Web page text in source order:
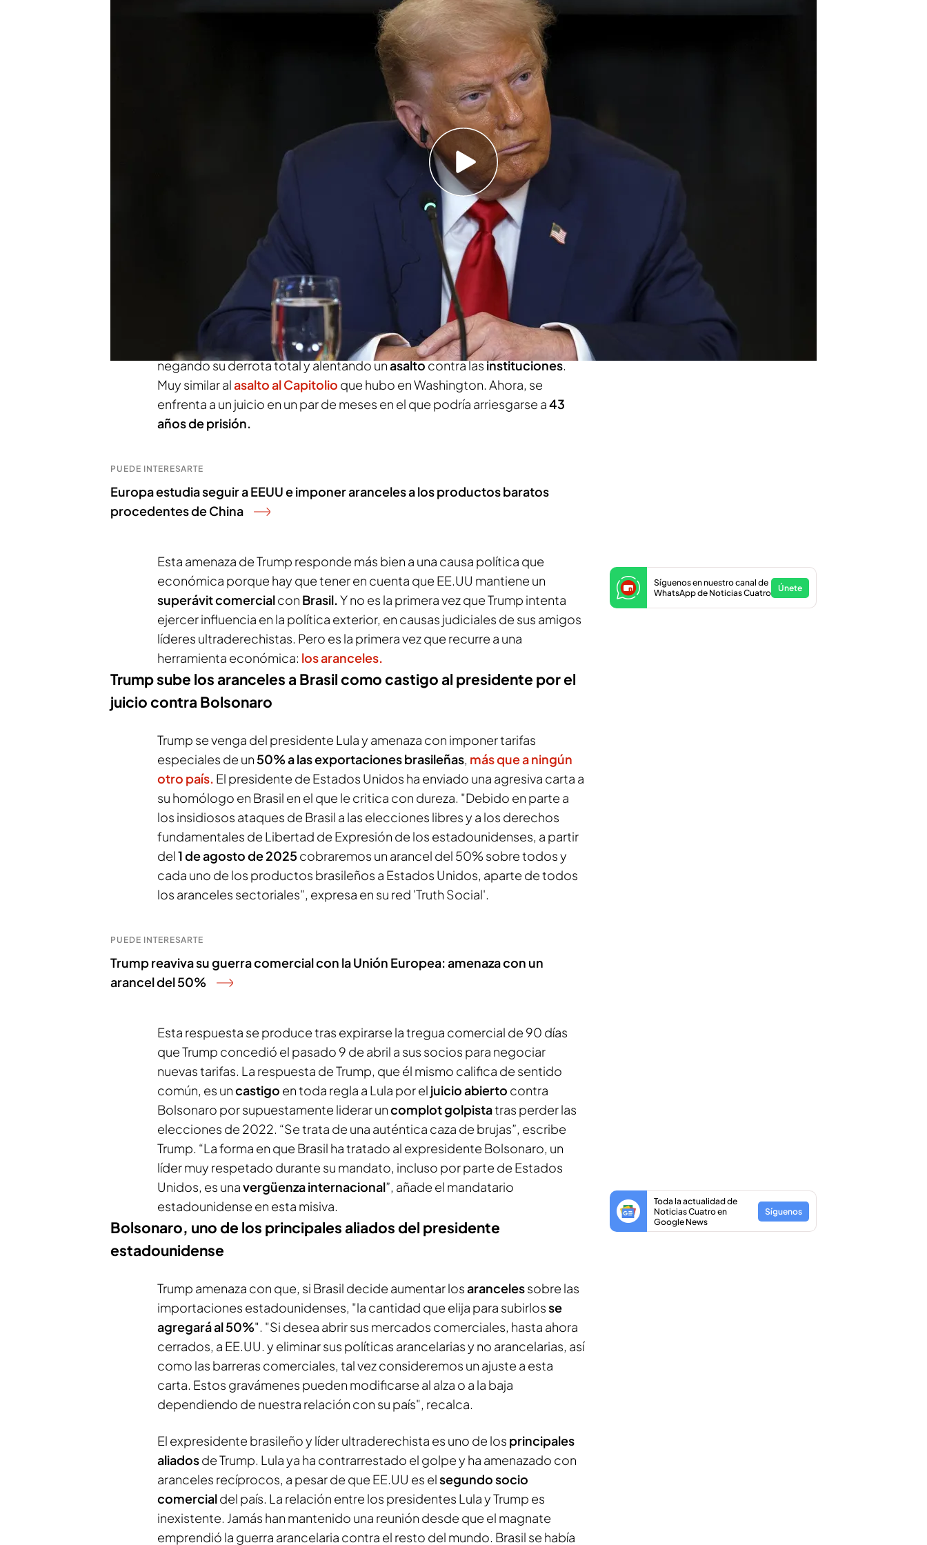
Marta Aguirregomezcorta
Trump se venga del presidente Lula y amenaza con imponer aranceles
de un 50% a las exportaciones brasileñas
Las consecuencias que puede provocar la amenaza de Trump a
España: el aceite y la industria farmacéutica, en peligro
Donald Trump entra en Brasilcomo castigo por el
juicio a Jair Bolsonaro
. Ayer, a última hora publicaba una carta dirigida al
presidente Luiz Inácio Lula Da Silva, en la que comunica un arancel del 50%
a los productos brasileños que entren en Estados Unidos.
Según informa
Sara Canals,
se trata de un gesto sin precedentes.
En 2023, Bolsonaro perdió las elecciones e intentó aferrarse al poder
negando su derrota total y alentando unasaltocontra lasinstituciones.
Muy similar alasalto al Capitolio que hubo en Washington. Ahora, se
enfrenta a un juicio en un par de meses en el que podría arriesgarse a43
años de prisión.
PUEDE INTERESARTE
Europa estudia seguir a EEUU e imponer aranceles a los productos baratos
procedentes de China
Esta amenaza de Trump responde más bien a una causa política que
económica porque hay que tener en cuenta que EE.UU mantiene un
superávit comercialcon Brasil.Y no es la primera vez que Trump intenta
ejercer influencia en la política exterior, en causas judiciales de sus amigos
líderes ultraderechistas. Pero es la primera vez que recurre a una
herramienta económica: los aranceles.
Trump sube los aranceles a Brasil como castigo al presidente por el
juicio contra Bolsonaro
Trump se venga del presidente Lula y amenaza con imponer tarifas
especiales de un 50% a las exportaciones brasileñas, más que a ningún
otro país. El presidente de Estados Unidos ha enviado una agresiva carta a
su homólogo en Brasil en el que le critica con dureza. "Debido en parte a
los insidiosos ataques de Brasil a las elecciones libres y a los derechos
fundamentales de Libertad de Expresión de los estadounidenses, a partir
del1 de agosto de 2025 cobraremos un arancel del 50% sobre todos y
cada uno de los productos brasileños a Estados Unidos, aparte de todos
los aranceles sectoriales", expresa en su red 'Truth Social'.
PUEDE INTERESARTE
Trump reaviva su guerra comercial con la Unión Europea: amenaza con un
arancel del 50%
Esta respuesta se produce tras expirarse la tregua comercial de 90 días
que Trump concedió el pasado 9 de abril a sus socios para negociar
nuevas tarifas. La respuesta de Trump, que él mismo califica de sentido
común, es uncastigo en toda regla a Lula por el juicio abierto contra
Bolsonaro por supuestamente liderar uncomplot golpistatras perder las
elecciones de 2022. “Se trata de una auténtica caza de brujas”, escribe
Trump. “La forma en que Brasil ha tratado al expresidente Bolsonaro, un
líder muy respetado durante su mandato, incluso por parte de Estados
Unidos, es unavergüenza internacional”, añade el mandatario
estadounidense en esta misiva.
Síguenos en nuestro canal de
WhatsApp de Noticias Cuatro
Únete
Bolsonaro, uno de los principales aliados del presidente
estadounidense
Trump amenaza con que, si Brasil decide aumentar losarancelessobre las
importaciones estadounidenses, "la cantidad que elija para subirlosse
agregará al 50%". "Si desea abrir sus mercados comerciales, hasta ahora
cerrados, a EE.UU. y eliminar sus políticas arancelarias y no arancelarias, así
como las barreras comerciales, tal vez consideremos un ajuste a esta
carta. Estos gravámenes pueden modificarse al alza o a la baja
dependiendo de nuestra relación con su país", recalca.
El expresidente brasileño y líder ultraderechista es uno de los principales
aliadosde Trump. Lula ya ha contrarrestado el golpe y ha amenazado con
aranceles recíprocos, a pesar de que EE.UU es elsegundo socio
comercialdel país. La relación entre los presidentes Lula y Trump es
inexistente. Jamás han mantenido una reunión desde que el magnate
emprendió la guerra arancelaria contra el resto del mundo. Brasil se había
Toda la actualidad de
Noticias Cuatro en
Google News
Síguenos